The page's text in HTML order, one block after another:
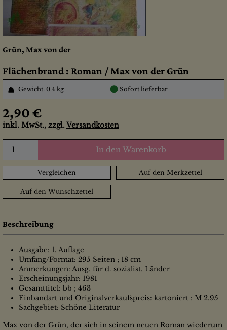
Grün, Max von der
Flächenbrand : Roman / Max von der Grün
Gewicht: 0.4 kg ● Sofort lieferbar
2,90 €
inkl. MwSt., zzgl. Versandkosten
In den Warenkorb
Vergleichen Auf den Merkzettel
Auf den Wunschzettel
Beschreibung
Ausgabe: 1. Auflage
Umfang/Format: 295 Seiten ; 18 cm
Anmerkungen: Ausg. für d. sozialist. Länder
Erscheinungsjahr: 1981
Gesamttitel: bb ; 463
Einbandart und Originalverkaufspreis: kartoniert : M 2.95
Sachgebiet: Schöne Literatur
Max von der Grün, der sich in seinem neuen Roman wiederum